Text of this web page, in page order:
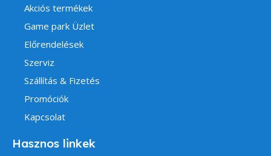
Akciós termékek
Game park Üzlet
Előrendelések
Szerviz
Szállítás & Fizetés
Promóciók
Kapcsolat
Hasznos linkek